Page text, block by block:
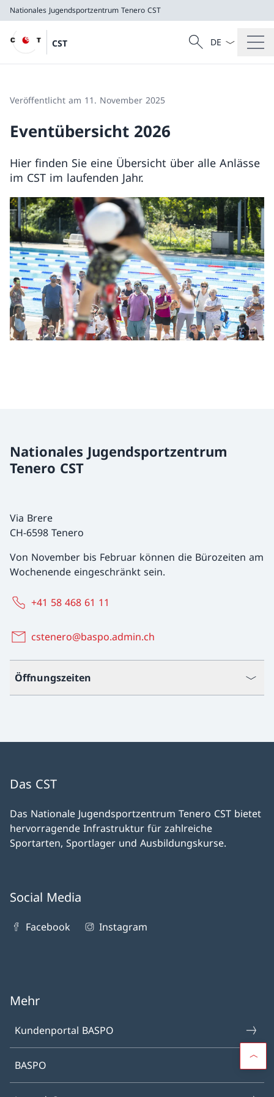
Nationales Jugendsportzentrum Tenero CST
CST
CST
Suche
Suche
Sprach
Veröffentlicht am 11. November 2025
Eventübersicht 2026
Hier finden Sie eine Übersicht über alle Anlässe
im CST im laufenden Jahr.
Nationales Jugendsportzentrum
Tenero CST
Via Brere
CH-6598 Tenero
Von November bis Februar können die Bürozeiten am
Wochenende eingeschränkt sein.
+41 58 468 61 11
cstenero@baspo.admin.ch
Öffnungszeiten
Das CST
Das Nationale Jugendsportzentrum Tenero CST bietet
hervorragende Infrastruktur für zahlreiche
Sportarten, Sportlager und Ausbildungskurse.
Social Media
Facebook Instagram
Mehr
Kundenportal BASPO
BASPO